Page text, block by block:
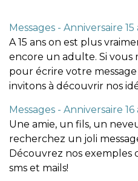
Messages - Anniversaire 15
A 15 ans on est plus
encore un adulte. Si vous
pour écrire votre
invitons à découvrir nos
Messages - Anniversaire 16
Une amie, un fils, un
recherchez un joli
Découvrez nos exemples
sms et mails!